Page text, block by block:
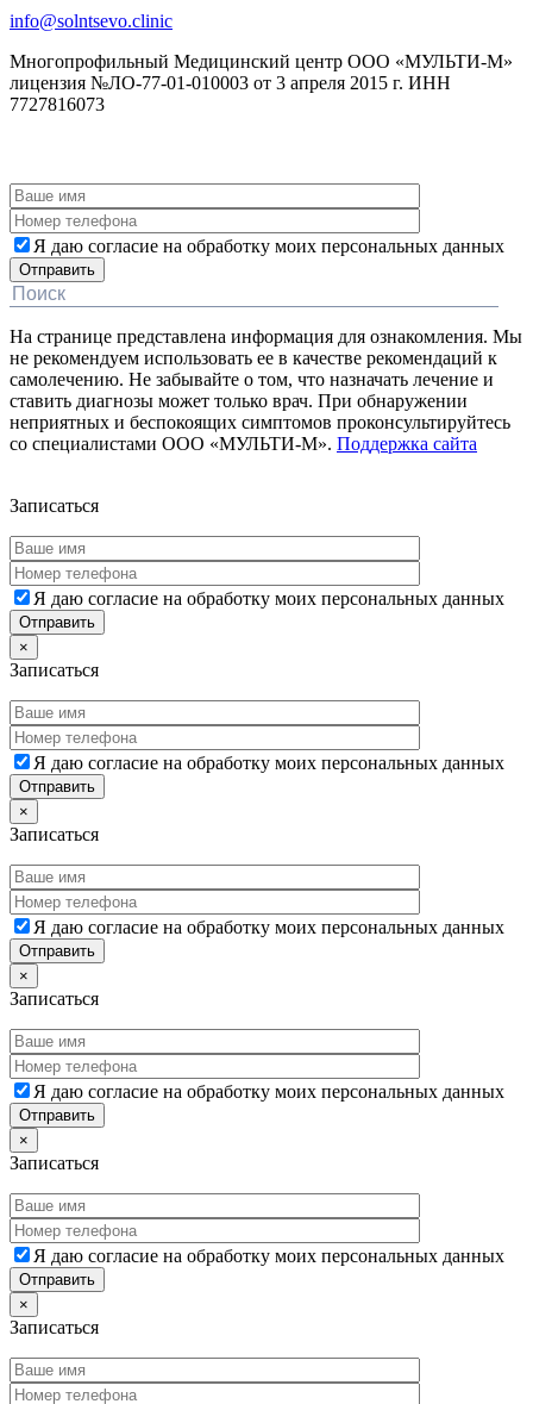
info@solntsevo.clinic
Многопрофильный Медицинский центр ООО «МУЛЬТИ-М»
лицензия №ЛО-77-01-010003 от 3 апреля 2015 г. ИНН
7727816073
Я даю согласие на обработку моих персональных данных
На странице представлена информация для ознакомления. Мы
не рекомендуем использовать ее в качестве рекомендаций к
самолечению. Не забывайте о том, что назначать лечение и
ставить диагнозы может только врач. При обнаружении
неприятных и беспокоящих симптомов проконсультируйтесь
со специалистами ООО «МУЛЬТИ-М». Поддержка сайта
Записаться
Я даю согласие на обработку моих персональных данных
×
Записаться
Я даю согласие на обработку моих персональных данных
×
Записаться
Я даю согласие на обработку моих персональных данных
×
Записаться
Я даю согласие на обработку моих персональных данных
×
Записаться
Я даю согласие на обработку моих персональных данных
×
Записаться